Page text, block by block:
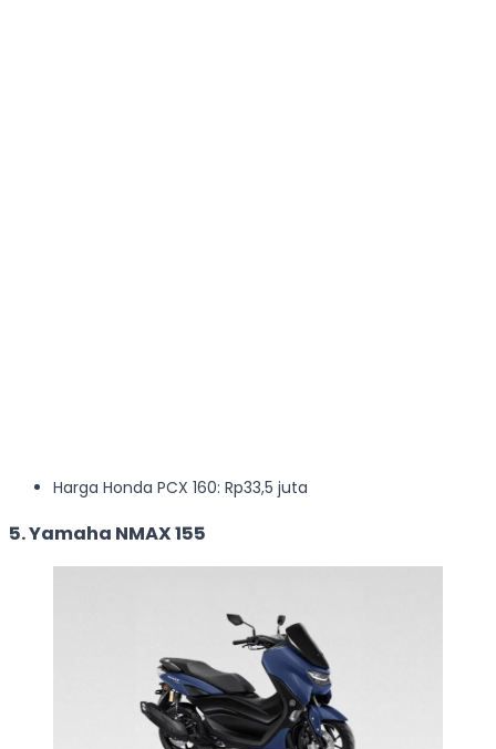
Harga Honda PCX 160: Rp33,5 juta
5. Yamaha NMAX 155